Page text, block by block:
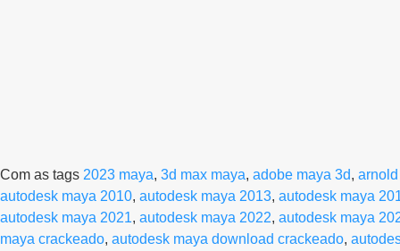
Com as tags 2023 maya, 3d max maya, adobe maya 3d,
autodesk maya 2010, autodesk maya 2013, autodesk maya
autodesk maya 2021, autodesk maya 2022, autodesk maya
maya crackeado, autodesk maya download crackeado,